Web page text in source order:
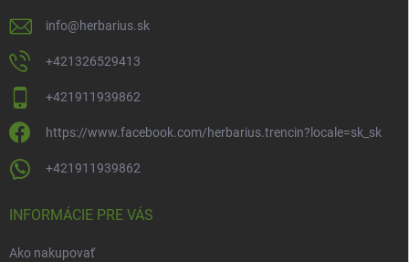
info@herbarius.sk
+421326529413
+421911939862
https://www.facebook.com/herbarius.trencin?locale=sk_sk
+421911939862
INFORMÁCIE PRE VÁS
Ako nakupovať